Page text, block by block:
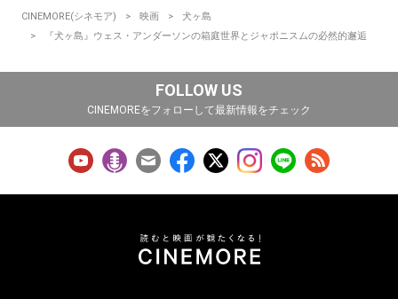
CINEMORE(シネモア) 映画
犬ヶ島
『犬ヶ島』ウェス・アンダーソンの箱庭世界とジャポニスムの必然的邂逅
FOLLOW US
CINEMOREをフォローして最新情報をチェック